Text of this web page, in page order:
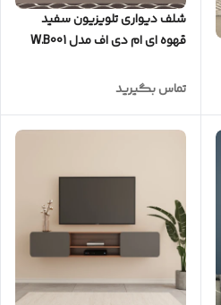
شلف دیواری تلویزیون سفید
قهوه ای ام دی اف مدل W.B001
تماس بگیرید